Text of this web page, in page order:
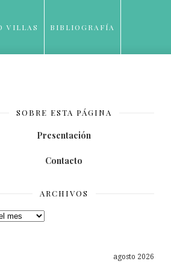
VILLAS BIBLIOGRAFÍA
SOBRE ESTA PÁGINA
Presentación
Contacto
ARCHIVOS
agosto 2026